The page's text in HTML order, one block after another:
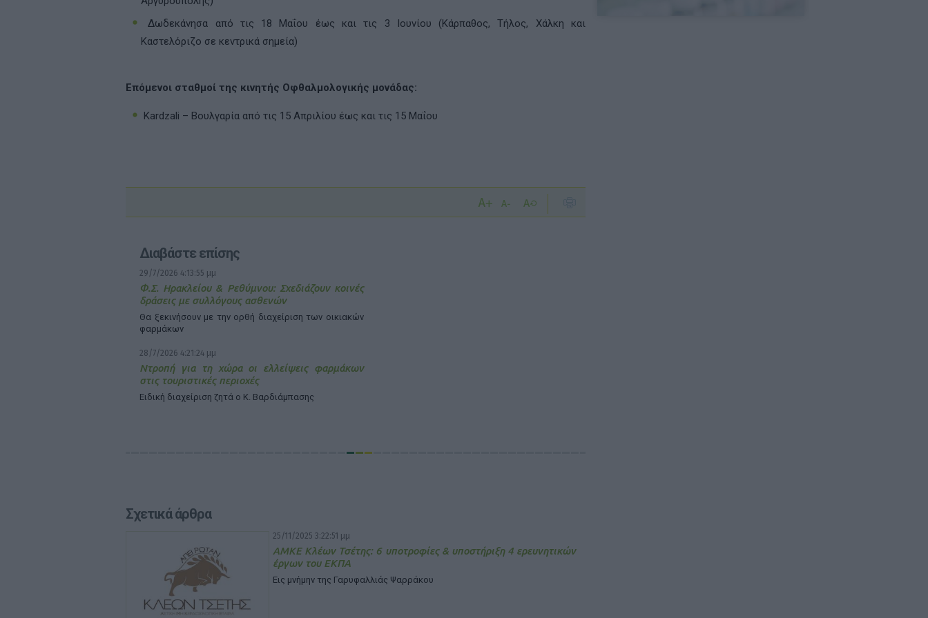
Δωδεκάνησα από τις 18 Μαΐου έως και τις 3 Ιουνίου (Κάρπαθος, Τήλος, Χάλκη και
Καστελόριζο σε κεντρικά σημεία)
Επόμενοι σταθμοί της κινητής Οφθαλμολογικής μονάδας:
Kardzali – Βουλγαρία από τις 15 Απριλίου έως και τις 15 Μαΐου
Διαβάστε επίσης
29/7/2026 4:13:55 μμ
Φ.Σ. Ηρακλείου & Ρεθύμνου: Σχεδιάζουν κοινές
δράσεις με συλλόγους ασθενών
Θα ξεκινήσουν με την ορθή διαχείριση των οικιακών
φαρμάκων
28/7/2026 4:21:24 μμ
Ντροπή για τη χώρα οι ελλείψεις φαρμάκων
στις τουριστικές περιοχές
Ειδική διαχείριση ζητά ο Κ. Βαρδιάμπασης
Σχετικά άρθρα
25/11/2025 3:22:51 μμ
ΑΜΚΕ Κλέων Τσέτης: 6 υποτροφίες & υποστήριξη 4 ερευνητικών
έργων του ΕΚΠΑ
Εις μνήμην της Γαρυφαλλιάς Ψαρράκου